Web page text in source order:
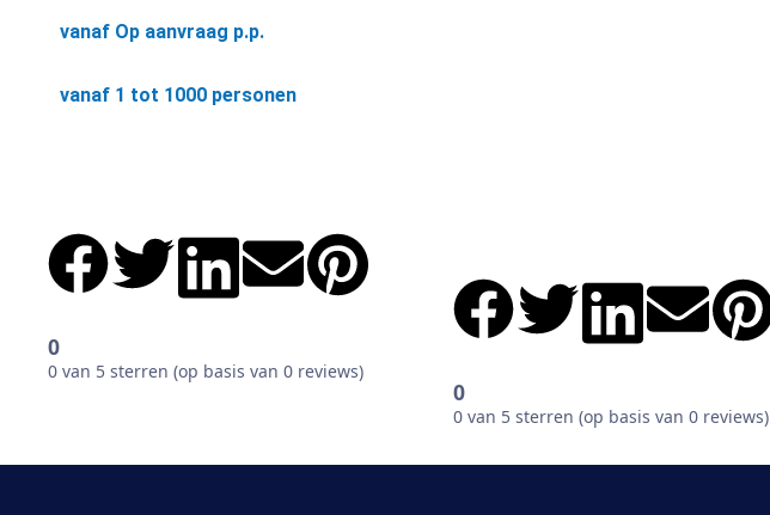
vanaf Op aanvraag p.p.
vanaf 1 tot 1000 personen
0
0 van 5 sterren (op basis van 0 reviews)
0
0 van 5 sterren (op basis van 0 reviews)